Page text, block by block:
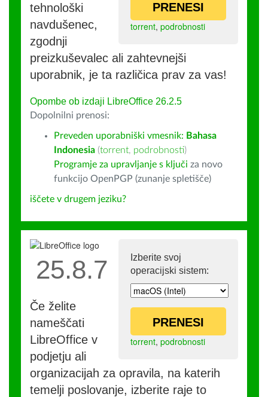
PRENESI
torrent, podrobnosti
tehnološki
navdušenec,
zgodnji
preizkuševalec ali zahtevnejši
uporabnik, je ta različica prav za vas!
Opombe ob izdaji LibreOffice 26.2.5
Dopolnilni prenosi:
Preveden uporabniški vmesnik: Bahasa
Indonesia (torrent, podrobnosti)
Programje za upravljanje s ključi za novo
funkcijo OpenPGP (zunanje spletišče)
iščete v drugem jeziku?
Izberite svoj
operacijski sistem:
PRENESI
torrent, podrobnosti
25.8.7
Če želite
nameščati
LibreOffice v
podjetju ali
organizacijah za opravila, na katerih
temelji poslovanje, izberite raje to